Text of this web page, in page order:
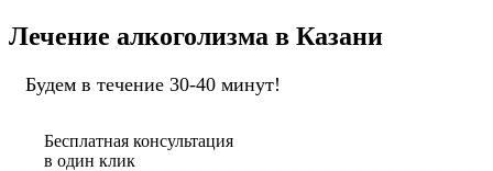
Лечение алкоголизма в Казани
Будем в течение 30-40 минут!
Бесплатная консультация
в один клик